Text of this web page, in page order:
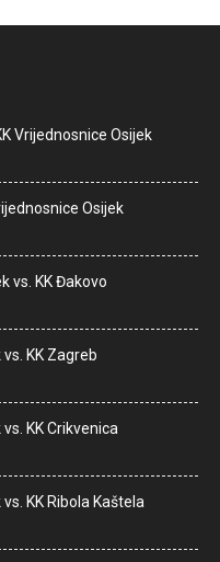
Vrijednosnice Osijek
Osijek
vs. KK Đakovo
KK Zagreb
KK Crikvenica
KK Ribola Kaštela